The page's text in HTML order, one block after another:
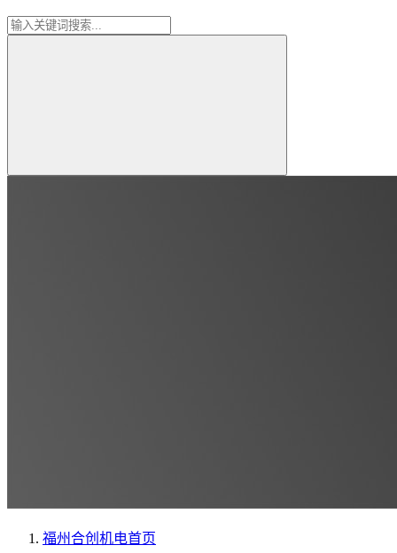
福州合创机电首页